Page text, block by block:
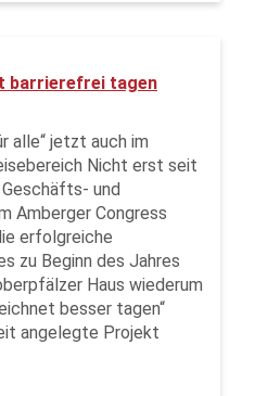
barrierefrei tagen
alle“ jetzt auch im
Nicht erst seit
und
Amberger Congress
erfolgreiche
zu Beginn des Jahres
Haus wiederum
besser tagen“
angelegte Projekt